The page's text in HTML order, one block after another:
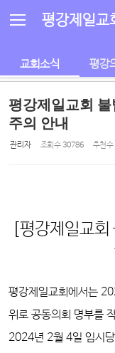
평강제일교
교회소식 평강
평강제일교회
주의 안내
관리자 조회 수30786 추천 수
[평강제일교
평강제일교회에서는
위로 공동의회 명부를
2024년 2월 4일 임시